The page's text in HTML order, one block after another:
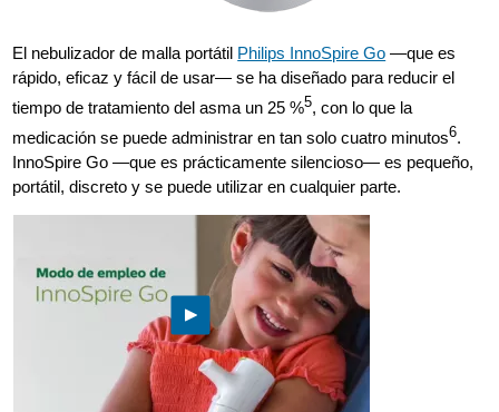
El nebulizador de malla portátil Philips InnoSpire Go —que es
rápido, eficaz y fácil de usar— se ha diseñado para reducir el
tiempo de tratamiento del asma un 25 %5, con lo que la
medicación se puede administrar en tan solo cuatro minutos6.
InnoSpire Go —que es prácticamente silencioso— es pequeño,
portátil, discreto y se puede utilizar en cualquier parte.